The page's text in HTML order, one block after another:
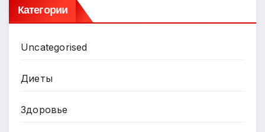
Категории
Uncategorised
Диеты
Здоровье